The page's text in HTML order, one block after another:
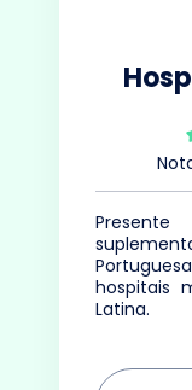
hospitais
Latina.